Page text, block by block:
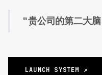
"贵公司的第二大
LAUNCH SYSTEM ↗